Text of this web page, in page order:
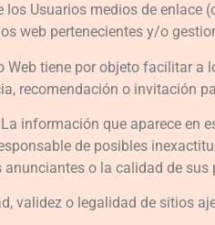
Usuarios medios de enlace
web pertenecientes y/o
tiene por objeto facilitar a
recomendación o invitación
información que aparece en
de posibles
o la calidad de
o legalidad de sitios